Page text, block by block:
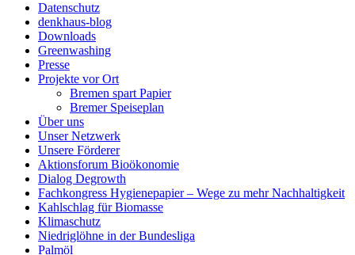
Datenschutz
denkhaus-blog
Downloads
Greenwashing
Presse
Projekte vor Ort
Bremen spart Papier
Bremer Speiseplan
Über uns
Unser Netzwerk
Unsere Förderer
Aktionsforum Bioökonomie
Dialog Degrowth
Fachkongress Hygienepapier – Wege zu mehr Nachhaltigkeit
Kahlschlag für Biomasse
Klimaschutz
Niedriglöhne in der Bundesliga
Palmöl